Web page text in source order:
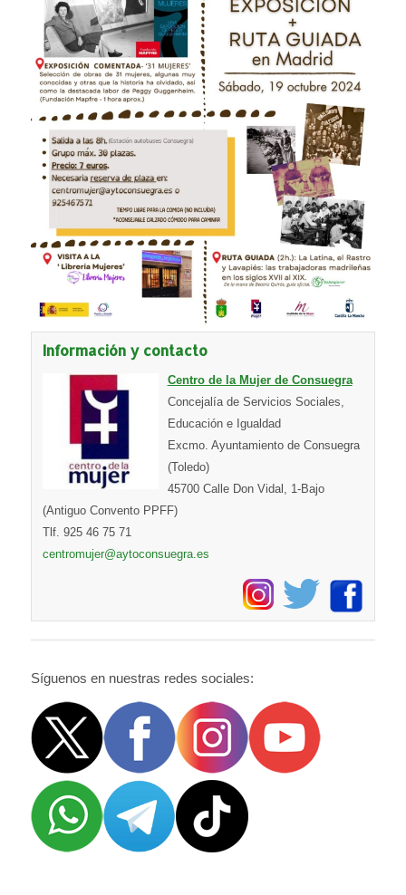
Información y contacto
Centro de la Mujer de Consuegra
Concejalía de Servicios Sociales,
Educación e Igualdad
Excmo. Ayuntamiento de Consuegra
(Toledo)
45700 Calle Don Vidal, 1-Bajo
(Antiguo Convento PPFF)
Tlf. 925 46 75 71
centromujer@aytoconsuegra.es
Síguenos en nuestras redes sociales: